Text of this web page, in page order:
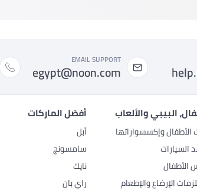
EMAIL SUPPORT
egypt@noon.com
البيبي والألعاب
الأطفال وإكسسواراتها
السيارات
الأطفال
الإرضاع والإطعام
أفضل الماركات
أبل
سامسونج
نايك
راي بان